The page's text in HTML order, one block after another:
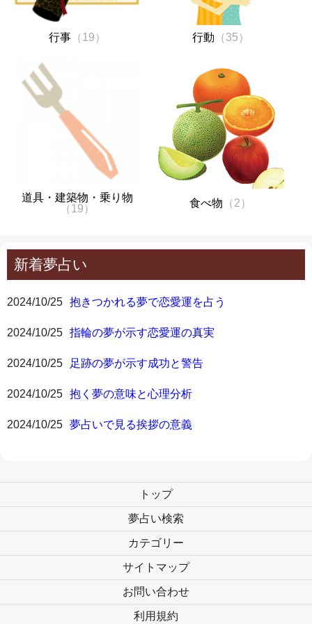
行事（19） 行動 （35）
道具・建築物・乗り物
（19）
食べ物 （2）
新着夢占い
2024/10/25 抱きつかれる夢で恋愛運を占う
2024/10/25 指輪の夢が示す恋愛運の真実
2024/10/25 足跡の夢が示す成功と警告
2024/10/25 抱く夢の意味と心理分析
2024/10/25 夢占いで見る挨拶の意義
トップ
夢占い検索
カテゴリー
サイトマップ
お問い合わせ
利用規約